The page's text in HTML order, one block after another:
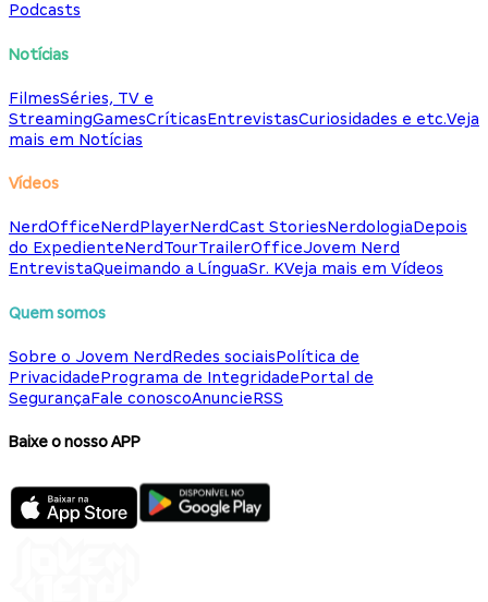
Podcasts
Notícias
FilmesSéries, TV e
StreamingGamesCríticasEntrevistasCuriosidades e etc.Veja
mais em Notícias
Vídeos
NerdOfficeNerdPlayerNerdCast StoriesNerdologiaDepois
do ExpedienteNerdTourTrailerOfficeJovem Nerd
EntrevistaQueimando a LínguaSr. KVeja mais em Vídeos
Quem somos
Sobre o Jovem NerdRedes sociaisPolítica de
PrivacidadePrograma de IntegridadePortal de
SegurançaFale conoscoAnuncieRSS
Baixe o nosso APP